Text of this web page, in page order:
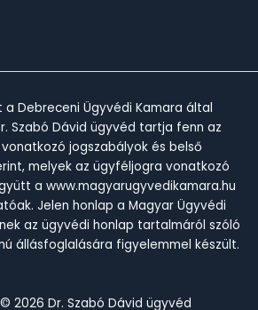
a Debreceni Ügyvédi Kamara által
Szabó Dávid ügyvéd tartja fenn az
jogszabályok és belső
melyek az ügyféljogra vonatkozó
a www.magyarugyvedikamara.hu
Jelen honlap a Magyar Ügyvédi
az ügyvédi honlap tartalmáról szóló
állásfoglalására figyelemmel készült.
2026 Dr. Szabó Dávid ügyvéd